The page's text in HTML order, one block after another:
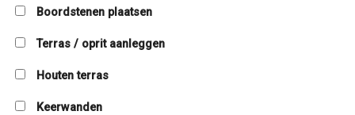
Boordstenen plaatsen
Terras / oprit aanleggen
Houten terras
Keerwanden